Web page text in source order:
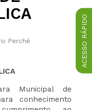
ACESSO RÁPIDO
Perché
Municipal de
conhecimento